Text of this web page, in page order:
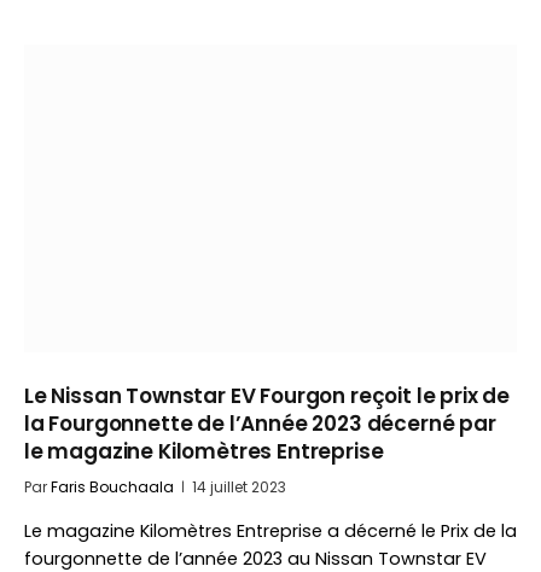
Le Nissan Townstar EV Fourgon reçoit le prix de
la Fourgonnette de l’Année 2023 décerné par
le magazine Kilomètres Entreprise
ParFaris Bouchaala 14 juillet 2023
Le magazine Kilomètres Entreprise a décerné le Prix de la
fourgonnette de l’année 2023 au Nissan Townstar EV